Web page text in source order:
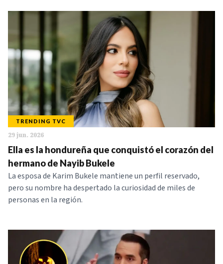
Periodo:
IR
NOTICIAS
SERIES
TRENDING TVC
29 jun. 2026
Ella es la hondureña que conquistó el corazón del
hermano de Nayib Bukele
La esposa de Karim Bukele mantiene un perfil reservado,
pero su nombre ha despertado la curiosidad de miles de
personas en la región.